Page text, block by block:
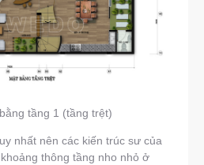
tầng 1 (tầng trệt)
nhất nên các kiến trúc sư của
thông tầng nho nhỏ ở